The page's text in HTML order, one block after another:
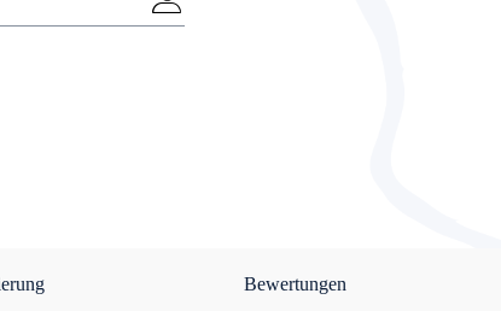
Bewertungen